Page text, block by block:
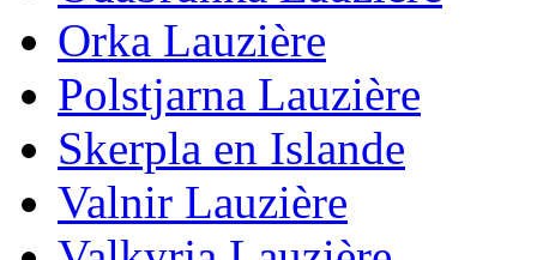
Orka Lauzière
Polstjarna Lauzière
Skerpla en Islande
Valnir Lauzière